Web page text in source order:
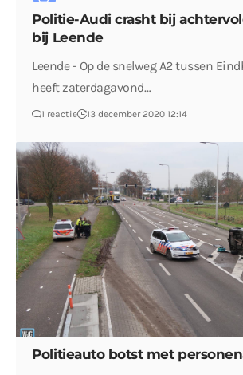
Politie-Audi crasht bij
bij Leende
Leende - Op de snelweg A2 tussen
heeft zaterdagavond…
1 reactie 13 december 2020 12:14
Politieauto botst met